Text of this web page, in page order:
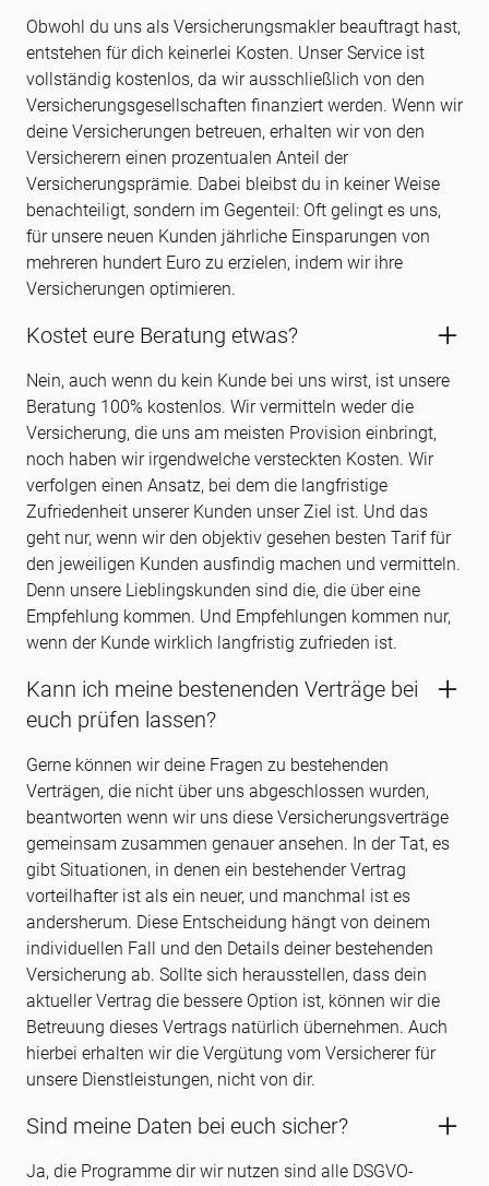
Obwohl du uns als Versicherungsmakler beauftragt hast,
entstehen für dich keinerlei Kosten. Unser Service ist
vollständig kostenlos, da wir ausschließlich von den
Versicherungsgesellschaften finanziert werden. Wenn wir
deine Versicherungen betreuen, erhalten wir von den
Versicherern einen prozentualen Anteil der
Versicherungsprämie. Dabei bleibst du in keiner Weise
benachteiligt, sondern im Gegenteil: Oft gelingt es uns,
für unsere neuen Kunden jährliche Einsparungen von
mehreren hundert Euro zu erzielen, indem wir ihre
Versicherungen optimieren.
Kostet eure Beratung etwas?
Nein, auch wenn du kein Kunde bei uns wirst, ist unsere
Beratung 100% kostenlos. Wir vermitteln weder die
Versicherung, die uns am meisten Provision einbringt,
noch haben wir irgendwelche versteckten Kosten. Wir
verfolgen einen Ansatz, bei dem die langfristige
Zufriedenheit unserer Kunden unser Ziel ist. Und das
geht nur, wenn wir den objektiv gesehen besten Tarif für
den jeweiligen Kunden ausfindig machen und vermitteln.
Denn unsere Lieblingskunden sind die, die über eine
Empfehlung kommen. Und Empfehlungen kommen nur,
wenn der Kunde wirklich langfristig zufrieden ist.
Kann ich meine bestenenden Verträge bei
euch prüfen lassen?
Gerne können wir deine Fragen zu bestehenden
Verträgen, die nicht über uns abgeschlossen wurden,
beantworten wenn wir uns diese Versicherungsverträge
gemeinsam zusammen genauer ansehen. In der Tat, es
gibt Situationen, in denen ein bestehender Vertrag
vorteilhafter ist als ein neuer, und manchmal ist es
andersherum. Diese Entscheidung hängt von deinem
individuellen Fall und den Details deiner bestehenden
Versicherung ab. Sollte sich herausstellen, dass dein
aktueller Vertrag die bessere Option ist, können wir die
Betreuung dieses Vertrags natürlich übernehmen. Auch
hierbei erhalten wir die Vergütung vom Versicherer für
unsere Dienstleistungen, nicht von dir.
Sind meine Daten bei euch sicher?
Ja, die Programme dir wir nutzen sind alle DSGVO-